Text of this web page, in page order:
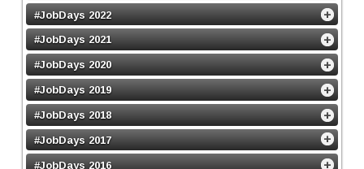
#JobDays 2022
#JobDays 2021
#JobDays 2020
#JobDays 2019
#JobDays 2018
#JobDays 2017
#JobDays 2016